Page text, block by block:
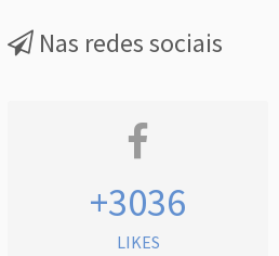
Nas redes sociais
+3036
LIKES